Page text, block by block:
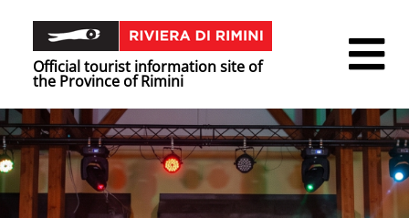
Official tourist information site of
the Province of Rimini